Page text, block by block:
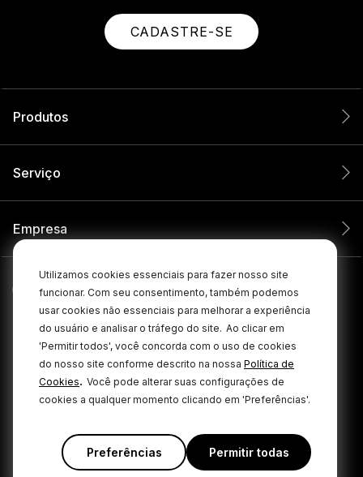
Utilizamos cookies essenciais para fazer nosso site
funcionar. Com seu consentimento, também podemos
usar cookies não essenciais para melhorar a experiência
do usuário e analisar o tráfego do site. Ao clicar em
'Permitir todos', você concorda com o uso de cookies
do nosso site conforme descrito na nossa Política de
Cookies. Você pode alterar suas configurações de
cookies a qualquer momento clicando em 'Preferências'.
Preferências Permitir todas
CADASTRE-SE
Produtos
Serviço
Empresa
© 2026 RØDE Todos os direitos reservados.
Política de privacidade | Termos e condições Cookie Policy